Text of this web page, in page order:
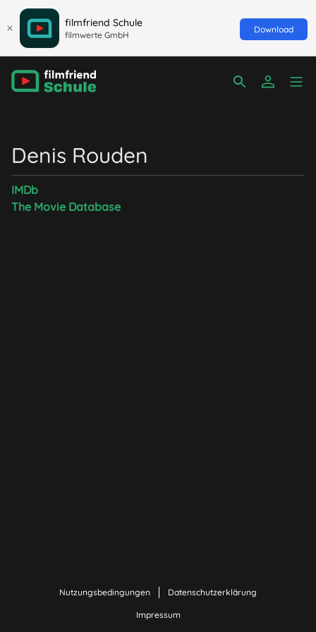
filmfriend Schule
filmwerte GmbH
Download
Denis Rouden
IMDb
The Movie Database
Nutzungsbedingungen Datenschutzerklärung
Impressum